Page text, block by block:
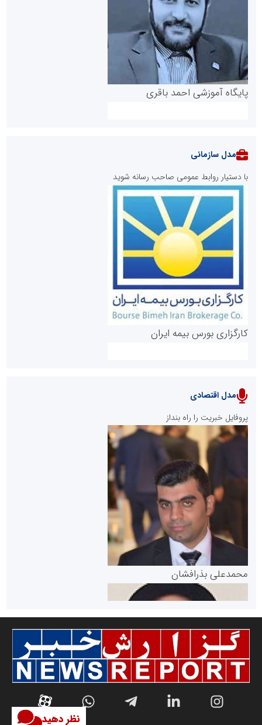
نظر دهید
پایگاه آموزشی احمد باقری
روابط عمومی خبرگزاری گزارش خبر
پایگاه خبری نهضت ملی مسکن
پایگاه خبری گفتمان یزد
مدل سازمانی
با دستیار روابط عمومی صاحب رسانه شوید
کارگزاری بورس بیمه ایران
سازمان بورس و اوراق بهادار
مرجع اخبار موثق در بازارسرمایه
سازمان صنعت،معدن و تجارت
مدل اقتصادی
پروفایل خبریت را راه بنداز
محمدعلی بذرافشان